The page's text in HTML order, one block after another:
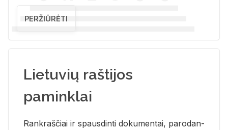
PERŽIŪRĖTI
Lietuvių raštijos
paminklai
Rank­raš­čiai ir spaus­din­ti do­ku­men­tai, pa­ro­dan­